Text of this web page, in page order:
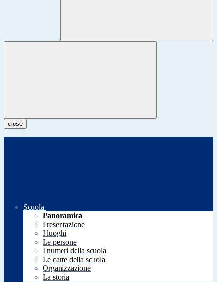
close
Scuola
Panoramica
Presentazione
I luoghi
Le persone
I numeri della scuola
Le carte della scuola
Organizzazione
La storia